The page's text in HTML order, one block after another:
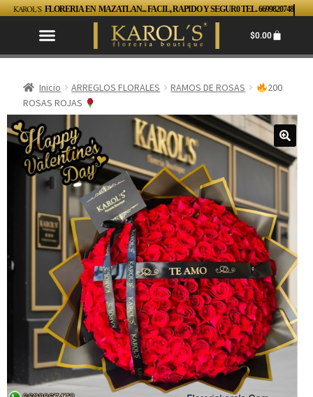
KAROL´S FLORERIA EN MAZATLAN... FACIL, RAPIDO Y SEGUR0 TEL. 6699820748
$0.00
Inicio ARREGLOS FLORALES RAMOS DE ROSAS
200
ROSAS ROJAS